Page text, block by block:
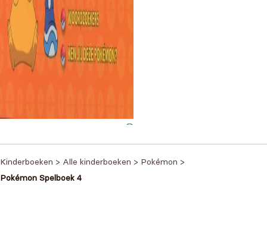
Kinderboeken > Alle kinderboeken > Pokémon >
Pokémon Spelboek 4